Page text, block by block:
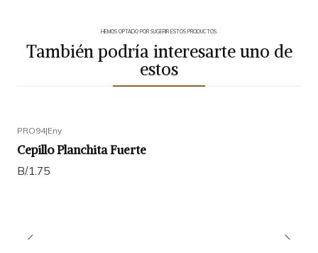
HEMOS OPTADO POR SUGERIR ESTOS PRODUCTOS.
También podría interesarte uno de
estos
PRO94|Eny
Cepillo Planchita Fuerte
B/.1.75